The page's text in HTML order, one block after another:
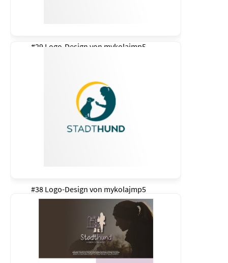
#29 Logo-Design von mykolajmp5
#38 Logo-Design von mykolajmp5